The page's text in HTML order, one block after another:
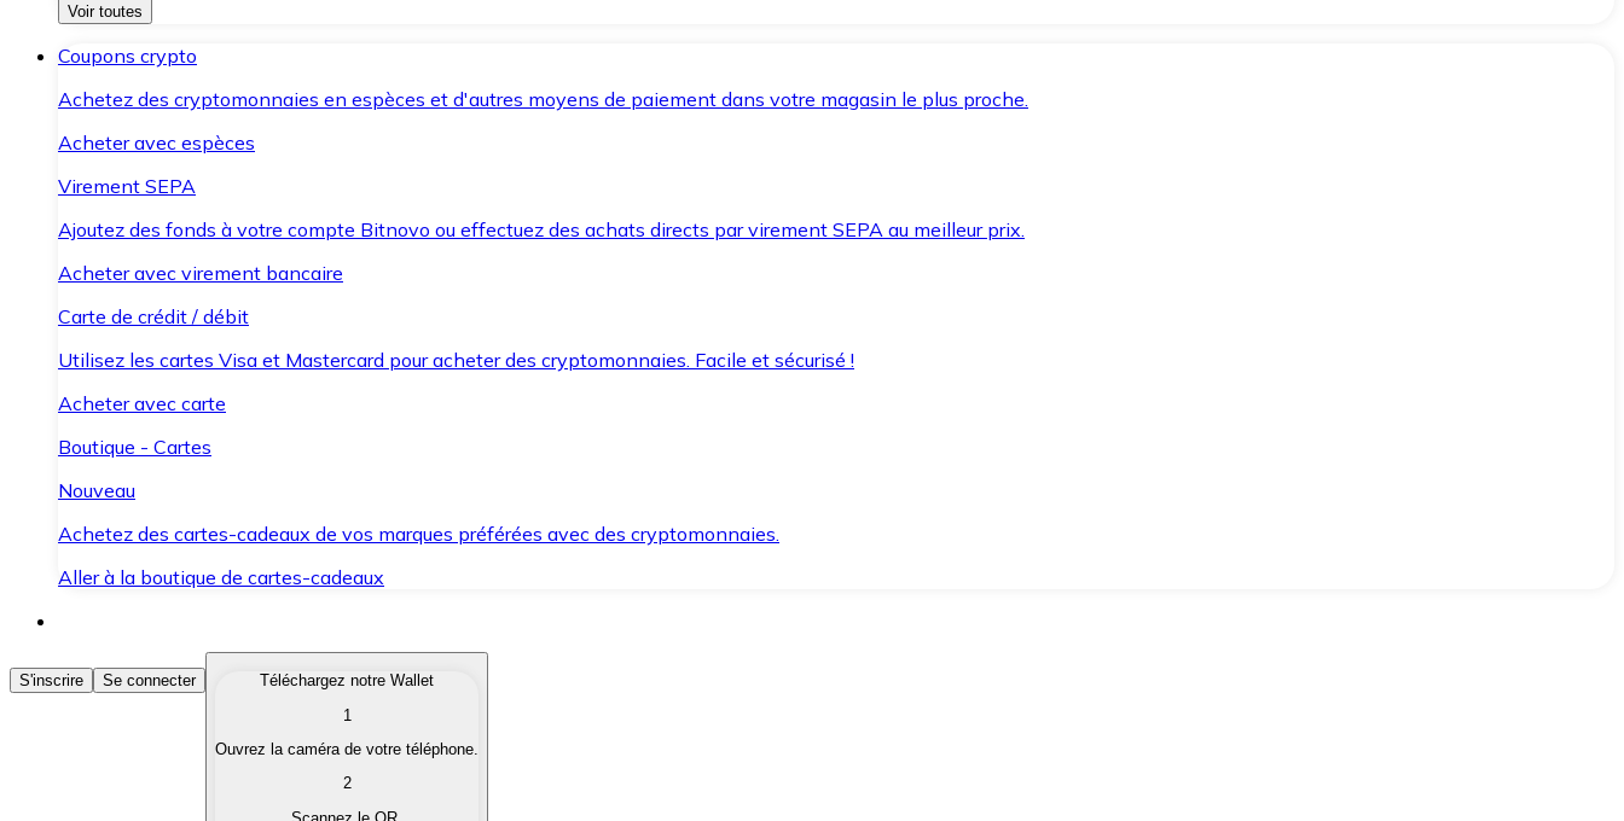
Voir toutes
Coupons crypto
Achetez des cryptomonnaies en espèces et d'autres moyens de paiement dans votre magasin le plus proche.
Acheter avec espèces
Virement SEPA
Ajoutez des fonds à votre compte Bitnovo ou effectuez des achats directs par virement SEPA au meilleur prix.
Acheter avec virement bancaire
Carte de crédit / débit
Utilisez les cartes Visa et Mastercard pour acheter des cryptomonnaies. Facile et sécurisé !
Acheter avec carte
Boutique - Cartes
Nouveau
Achetez des cartes-cadeaux de vos marques préférées avec des cryptomonnaies.
Aller à la boutique de cartes-cadeaux
Acheter des Cryptomonnaies
Achetez les cryptomonnaies qui vous intéressent rapidement et en toute sécurité.
Convertissez vos cryptomonnaies en monnaie fiduciaire lorsque vous en avez besoin.
S'inscrire Se connecter
Téléchargez notre Wallet
1
Ouvrez la caméra de votre téléphone.
2